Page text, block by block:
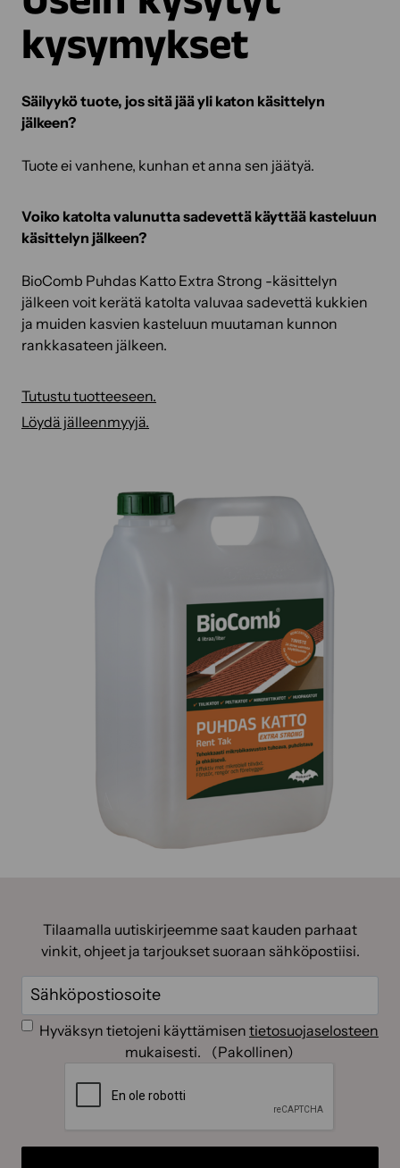
kysymykset
Säilyykö tuote, jos sitä jää yli katon käsittelyn
jälkeen?
Tuote ei vanhene, kunhan et anna sen jäätyä.
Voiko katolta valunutta sadevettä käyttää kasteluun
käsittelyn jälkeen?
BioComb Puhdas Katto Extra Strong -käsittelyn
jälkeen voit kerätä katolta valuvaa sadevettä kukkien
ja muiden kasvien kasteluun muutaman kunnon
rankkasateen jälkeen.
Tutustu tuotteeseen.
Löydä jälleenmyyjä.
Tilaamalla uutiskirjeemme saat kauden parhaat
vinkit, ohjeet ja tarjoukset suoraan sähköpostiisi.
Sähköposti
(Pakollinen)
Suostumus (Pakollinen)
Hyväksyn tietojeni käyttämisen tietosuojaselosteen
mukaisesti.
(Pakollinen)